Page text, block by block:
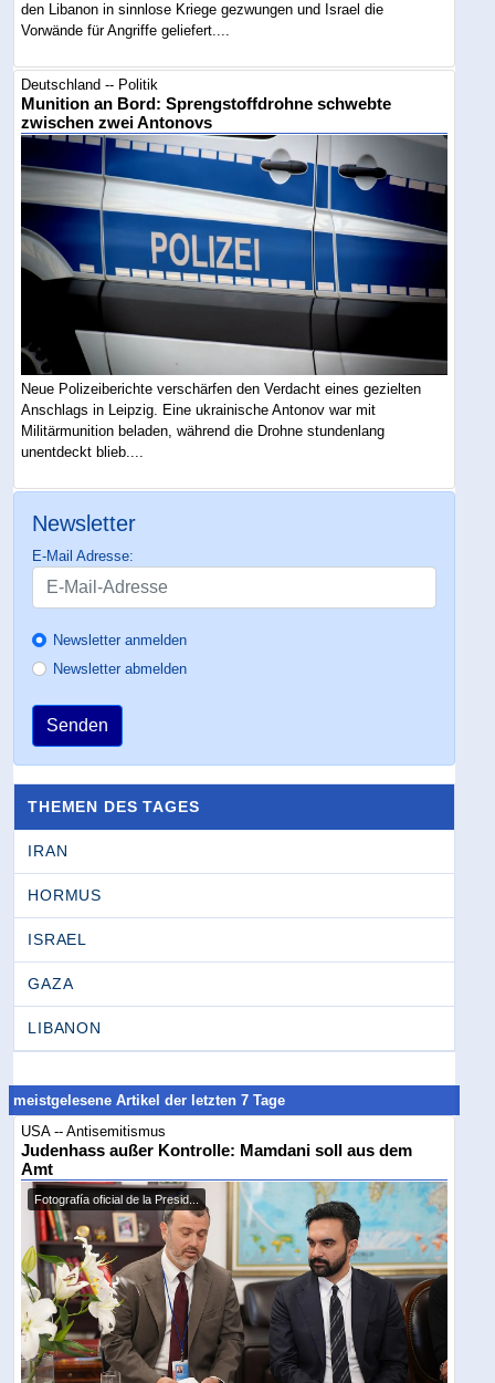
den Libanon in sinnlose Kriege gezwungen und Israel die
Vorwände für Angriffe geliefert....
Deutschland -- Politik
Munition an Bord: Sprengstoffdrohne schwebte
zwischen zwei Antonovs
Neue Polizeiberichte verschärfen den Verdacht eines gezielten
Anschlags in Leipzig. Eine ukrainische Antonov war mit
Militärmunition beladen, während die Drohne stundenlang
unentdeckt blieb....
Newsletter
E-Mail Adresse:
Newsletter anmelden
Newsletter abmelden
Senden
THEMEN DES TAGES
IRAN
HORMUS
ISRAEL
GAZA
LIBANON
meistgelesene Artikel der letzten 7 Tage
USA -- Antisemitismus
Judenhass außer Kontrolle: Mamdani soll aus dem
Amt
Fotografía oficial de la Presid...